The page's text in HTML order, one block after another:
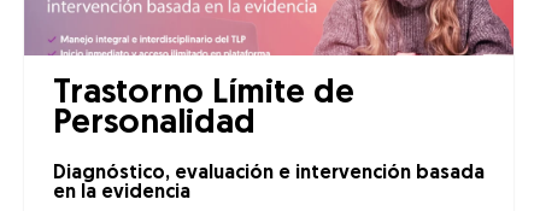
Trastorno Límite de
Personalidad
Diagnóstico, evaluación e intervención basada
en la evidencia